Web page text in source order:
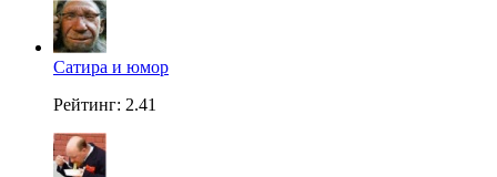
Сатира и юмор
Рейтинг: 2.41